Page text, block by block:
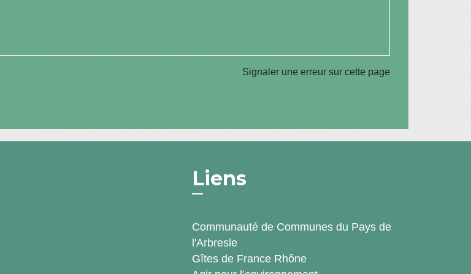
Signaler une erreur sur cette page
Liens
Communauté de Communes du Pays de
l'Arbresle
Gîtes de France Rhône